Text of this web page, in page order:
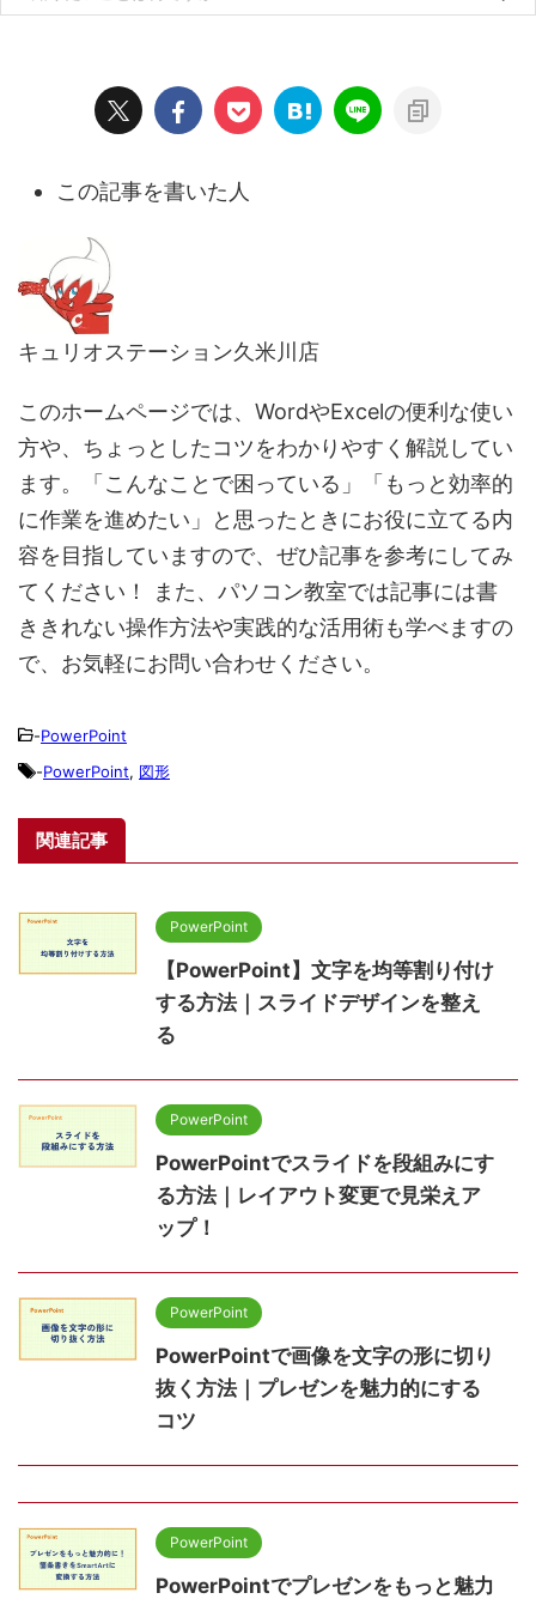
この記事を書いた人
キュリオステーション久米川店
このホームページでは、WordやExcelの便利な使い
方や、ちょっとしたコツをわかりやすく解説してい
ます。「こんなことで困っている」「もっと効率的
に作業を進めたい」と思ったときにお役に立てる内
容を目指していますので、ぜひ記事を参考にしてみ
てください！ また、パソコン教室では記事には書
ききれない操作方法や実践的な活用術も学べますの
で、お気軽にお問い合わせください。
-PowerPoint
-PowerPoint, 図形
関連記事
PowerPoint
【PowerPoint】文字を均等割り付け
する方法｜スライドデザインを整え
る
PowerPoint
PowerPointでスライドを段組みにす
る方法｜レイアウト変更で見栄えア
ップ！
PowerPoint
PowerPointで画像を文字の形に切り
抜く方法｜プレゼンを魅力的にする
コツ
PowerPoint
PowerPointでプレゼンをもっと魅力